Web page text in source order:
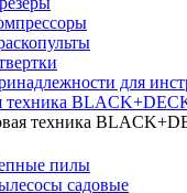
для
техника
техника
пилы
садовые